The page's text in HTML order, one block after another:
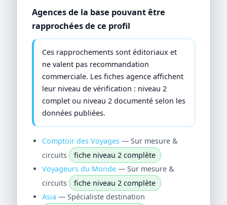
Agences de la base pouvant être
rapprochées de ce profil
Ces rapprochements sont éditoriaux et
ne valent pas recommandation
commerciale. Les fiches agence affichent
leur niveau de vérification : niveau 2
complet ou niveau 2 documenté selon les
données publiées.
Comptoir des Voyages— Sur mesure &
circuits
fiche niveau 2 complète
Voyageurs du Monde— Sur mesure &
circuits
fiche niveau 2 complète
Asia — Spécialiste destination